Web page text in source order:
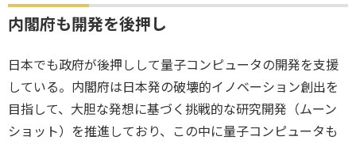
内閣府も開発を後押し
日本でも政府が後押しして量子コンピュータの開発を支援
している。内閣府は日本発の破壊的イノベーション創出を
目指して、大胆な発想に基づく挑戦的な研究開発（ムーン
ショット）を推進しており、この中に量子コンピュータも